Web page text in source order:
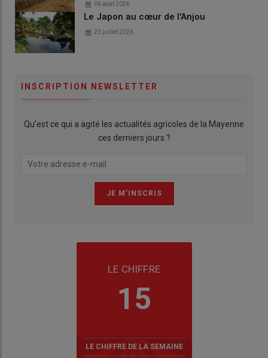
06 août 2026
Le Japon au cœur de l'Anjou
23 juillet 2026
INSCRIPTION NEWSLETTER
Qu’est ce qui a agité les actualités agricoles de la Mayenne
ces derniers jours ?
LE CHIFFRE
15
LE CHIFFRE DE LA SEMAINE